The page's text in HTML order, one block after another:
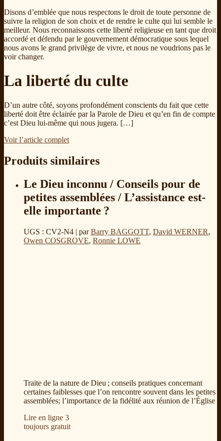
Disons d’emblée que nous respectons le droit de toute personne de
suivre la religion de son choix et de rendre le culte qui lui semble le
meilleur. Nous reconnaissons cette liberté religieuse en tant que droit
accordé et défendu par le gouvernement démocratique sous lequel
nous avons le grand privilège de vivre, et nous ne voudrions pas le
voir changer.
La liberté du culte
D’un autre côté, soyons profondément conscients du fait que cette
liberté doit être éclairée par la Parole de Dieu et qu’en fin de compte
c’est Dieu lui-même qui nous jugera. […]
Voir l’article complet
Produits similaires
Le Dieu inconnu / Conseils pour de
petites assemblées / L’assistance est-
elle importante ?
UGS : CV2-N4 | parBarry BAGGOTT, David WERNER,
Owen COSGROVE, Ronnie LOWE
Traite de la nature de Dieu ; conseils pratiques concernant
certaines faiblesses que l’on rencontre souvent dans les petites
assemblées; l’importance de la fidélité aux réunion de l’Église
Lire en ligne 3
toujours gratuit